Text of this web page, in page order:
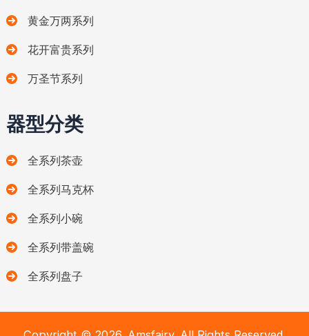
黄金万两系列
花开富贵系列
万圣节系列
器型分类
全系列茶壶
全系列马克杯
全系列小碗
全系列带盖碗
全系列盘子